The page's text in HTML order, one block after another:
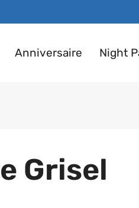
Anniversaire Night
Grisel